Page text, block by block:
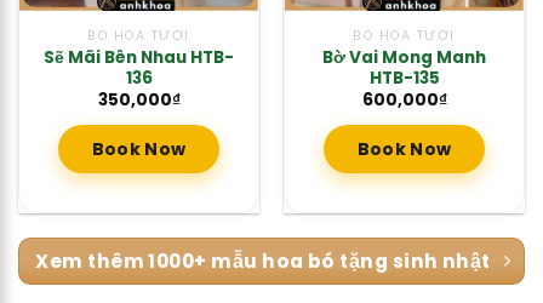
BÓ HOA TƯƠI
Sẽ Mãi Bên Nhau HTB-
136
350,000₫
Book Now
BÓ HOA TƯƠI
Bờ Vai Mong Manh
HTB-135
600,000₫
Book Now
Xem thêm 1000+ mẫu hoa bó tặng sinh nhật